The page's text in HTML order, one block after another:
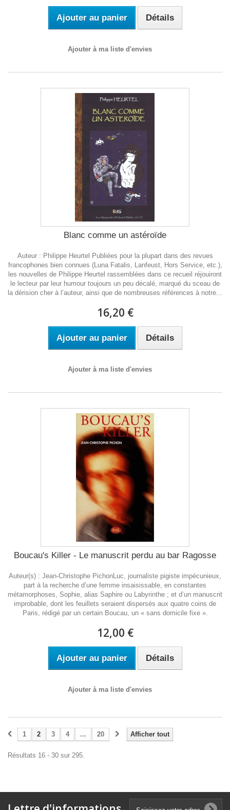
Ajouter au panier Détails
Ajouter à ma liste d'envies
Blanc comme un astéroïde
Auteur : Philippe Heurtel Publiées pour la plupart dans des revues
francophones bien connues (Luna Fatalis, Lanfeust, Hors Service, etc.),
les nouvelles de Philippe Heurtel rassemblées dans ce recueil réjouiront
le lecteur par leur humour toujours un peu décalé, marqué du sceau de
la dérision cher à l’auteur, ainsi que de nombreuses références à notre...
16,20 €
Ajouter au panier Détails
Ajouter à ma liste d'envies
Boucau's Killer - Le manuscrit perdu au bar Ragosse
Auteur(s) : Jean-Christophe PichonLuc, journaliste pigiste impécunieux,
part à la recherche d’une femme insaisissable, en constantes
métamorphoses, Sophie, alias Saphire ou Labyrinthe ; et d’un manuscrit
improbable, dont les feuillets seraient dispersés aux quatre coins de
Paris, rédigé par un certain Boucau, un « sans domicile fixe ».
12,00 €
Ajouter au panier Détails
Ajouter à ma liste d'envies
Afficher tout
1 2 3 4 ... 20
Résultats 16 - 30 sur 295.